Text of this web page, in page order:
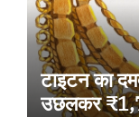
टाइटन का
उछलकर